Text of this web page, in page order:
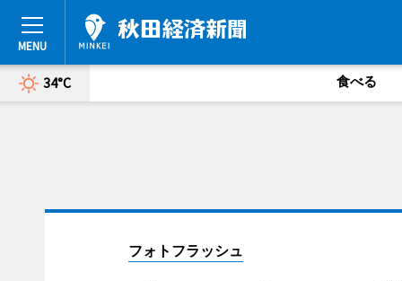
34°C 食べる
フォトフラッシュ